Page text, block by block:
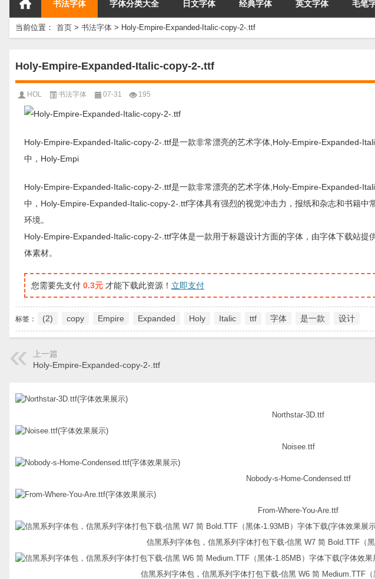
书法字体 字体分类大全 日文字体 经典字体 英文字体 毛笔
当前位置： 首页 > 书法字体 > Holy-Empire-Expanded-Italic-copy-2-.ttf
Holy-Empire-Expanded-Italic-copy-2-.ttf
HOL 书法字体 07-31 195
Holy-Empire-Expanded-Italic-copy-2-.ttf是一款非常漂亮的艺术字体,Holy-Empire-Expanded-
中，Holy-Empi
Holy-Empire-Expanded-Italic-copy-2-.ttf是一款非常漂亮的艺术字体,Holy-Empire-Expanded-
中，Holy-Empire-Expanded-Italic-copy-2-.ttf字体具有强烈的视觉冲击力，报纸和杂志和书籍中
环境。
Holy-Empire-Expanded-Italic-copy-2-.ttf字体是一款用于标题设计方面的字体，由字体下载站提
体素材。
您需要先支付 0.3元 才能下载此资源！ 立即支付
标签： (2) copy Empire Expanded Holy Italic ttf 字体 是一款 设计
上一篇
Holy-Empire-Expanded-copy-2-.ttf
Northstar-3D.ttf
Noisee.ttf
Nobody-s-Home-Condensed.ttf
From-Where-You-Are.ttf
信黑系列字体包，信黑系列字体打包下载-信黑 W7 简 Bold.TTF（
信黑系列字体包，信黑系列字体打包下载-信黑 W6 简 Medium.TTF